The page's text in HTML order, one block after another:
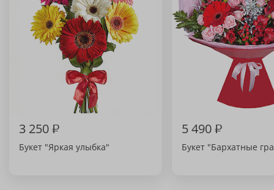
3 250₽
Букет "Яркая улыбка"
5 490₽
Букет "Бархатные